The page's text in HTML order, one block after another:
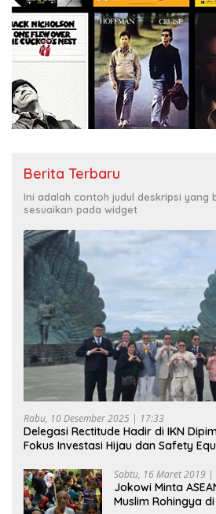
Berita Terbaru
Ini adalah contoh judul deskripsi yang
sesuaikan pada widget
Rabu, 10 Desember 2025 | 17:33
Delegasi Rectitude Hadir di IKN
Fokus Investasi Hijau dan Safety
Sabtu, 16 Maret 2019 |
Jokowi Minta
Muslim Rohingya